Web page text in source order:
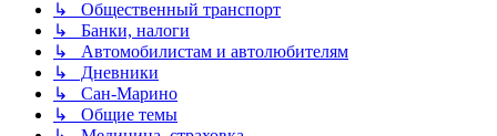
↳ Общественный транспорт
↳ Банки, налоги
↳ Автомобилистам и автолюбителям
↳ Дневники
↳ Сан-Марино
↳ Общие темы